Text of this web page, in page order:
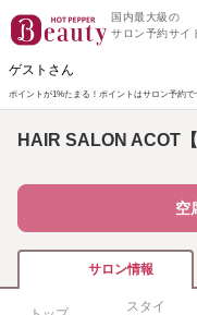
国内最大級の
サロン予約サイ
ゲストさん
ポイントが1%たまる！ ポイントはサロン予約で
HAIR SALON ACOT【
空
サロン情報
スタイ